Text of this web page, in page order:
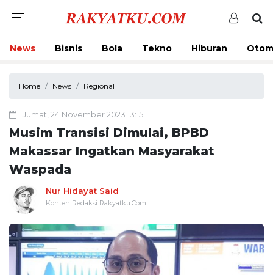
News Bisnis Bola Tekno Hiburan
Home News Regional
Jumat, 24 November 2023 13:15
Musim Transisi Dimulai, BPBD
Makassar Ingatkan Masyarakat
Waspada
Nur Hidayat Said
Konten Redaksi Rakyatku.Com